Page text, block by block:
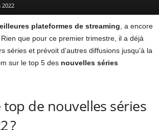
2022
plateformes de streaming, a encore
que pour ce premier trimestre, il a déjà
séries et prévoit d’autres diffusions jusqu’à la
sur le top 5 des nouvelles séries
top de nouvelles séries
?